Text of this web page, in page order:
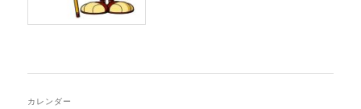
カレンダー